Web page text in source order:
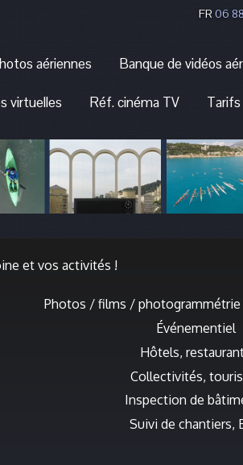
FR 06
aériennes Banque de vidéos
virtuelles Réf. cinéma TV Tarifs
et vos activités !
Photos / films /
Événementiel
Hôtels,
Collectivités,
Inspection de
Suivi de chantiers,